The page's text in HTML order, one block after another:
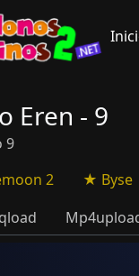
Eren - 9
9
2 Byse